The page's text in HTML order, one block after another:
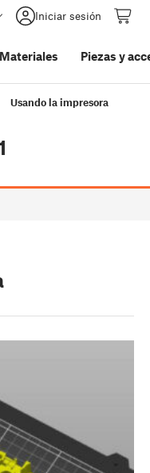
Iniciar sesión
Materiales Piezas y
Usando la impresora